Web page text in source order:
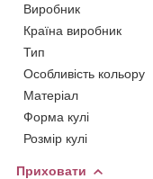
Виробник
Країна виробник
Тип
Особливість кольору
Матеріал
Форма кулі
Розмір кулі
Приховати